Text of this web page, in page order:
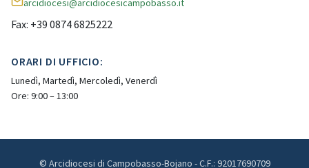
arcidiocesi@arcidiocesicampobasso.it
Fax: +39 0874 6825222
ORARI DI UFFICIO:
Lunedì, Martedì, Mercoledì, Venerdì
Ore: 9:00 – 13:00
© Arcidiocesi di Campobasso-Bojano - C.F.: 92017690709